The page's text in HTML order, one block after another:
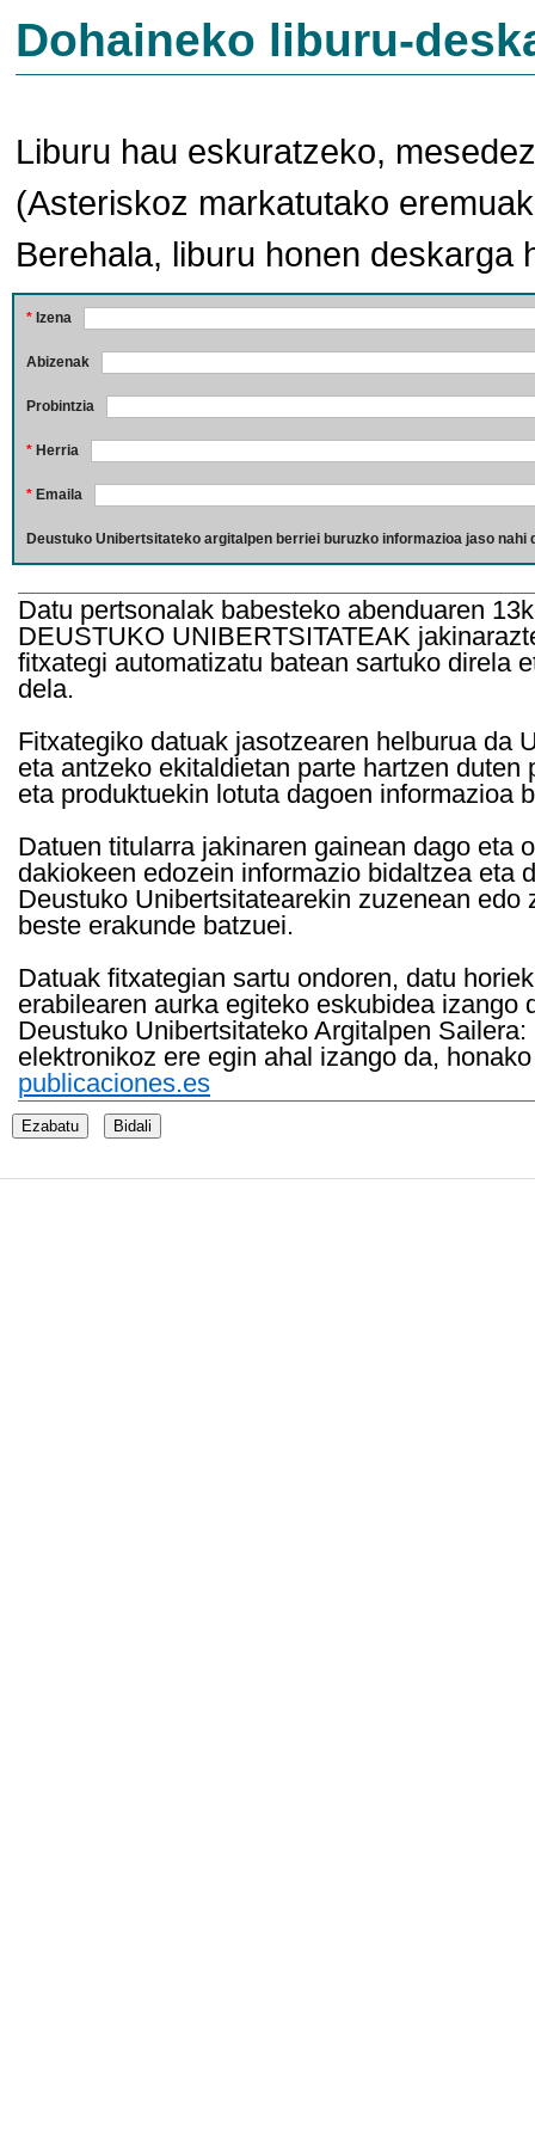
Dohaineko liburu-
Liburu hau eskuratzeko,
(Asteriskoz markatutako
Berehala, liburu honen deskarga
* Izena
Abizenak
Probintzia
* Herria
* Emaila
Deustuko Unibertsitateko argitalpen berriei buruzko informazioa jaso nahi
Datu pertsonalak babesteko abenduaren
DEUSTUKO UNIBERTSITATEAK
fitxategi automatizatu batean sartuko direla
dela.
Fitxategiko datuak jasotzearen helburua da
eta antzeko ekitaldietan parte hartzen
eta produktuekin lotuta dagoen informazioa
Datuen titularra jakinaren gainean dago eta
dakiokeen edozein informazio bidaltzea eta
Deustuko Unibertsitatearekin zuzenean
beste erakunde batzuei.
Datuak fitxategian sartu ondoren, datu
erabilearen aurka egiteko eskubidea
Deustuko Unibertsitateko Argitalpen
elektronikoz ere egin ahal izango da,
publicaciones.es
Ezabatu Bidali